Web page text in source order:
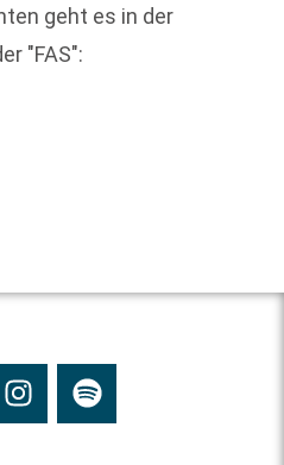
geht es in der
"FAS":